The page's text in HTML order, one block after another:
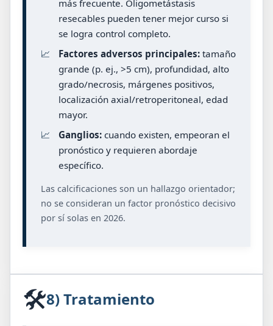
más frecuente. Oligometástasis
resecables pueden tener mejor curso si
se logra control completo.
📈
Factores adversos principales:tamaño
grande (p. ej., >5 cm), profundidad, alto
grado/necrosis, márgenes positivos,
localización axial/retroperitoneal, edad
mayor.
📈
Ganglios:cuando existen, empeoran el
pronóstico y requieren abordaje
específico.
Las calcificaciones son un hallazgo orientador;
no se consideran un factor pronóstico decisivo
por sí solas en 2026.
🛠️8) Tratamiento